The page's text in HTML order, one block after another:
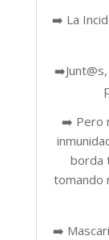
➡️ La
➡️ Pero
borda
tomando
➡️